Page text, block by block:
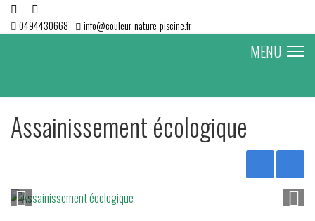
0494430668 info@couleur-nature-piscine.fr
MENU
Assainissement écologique